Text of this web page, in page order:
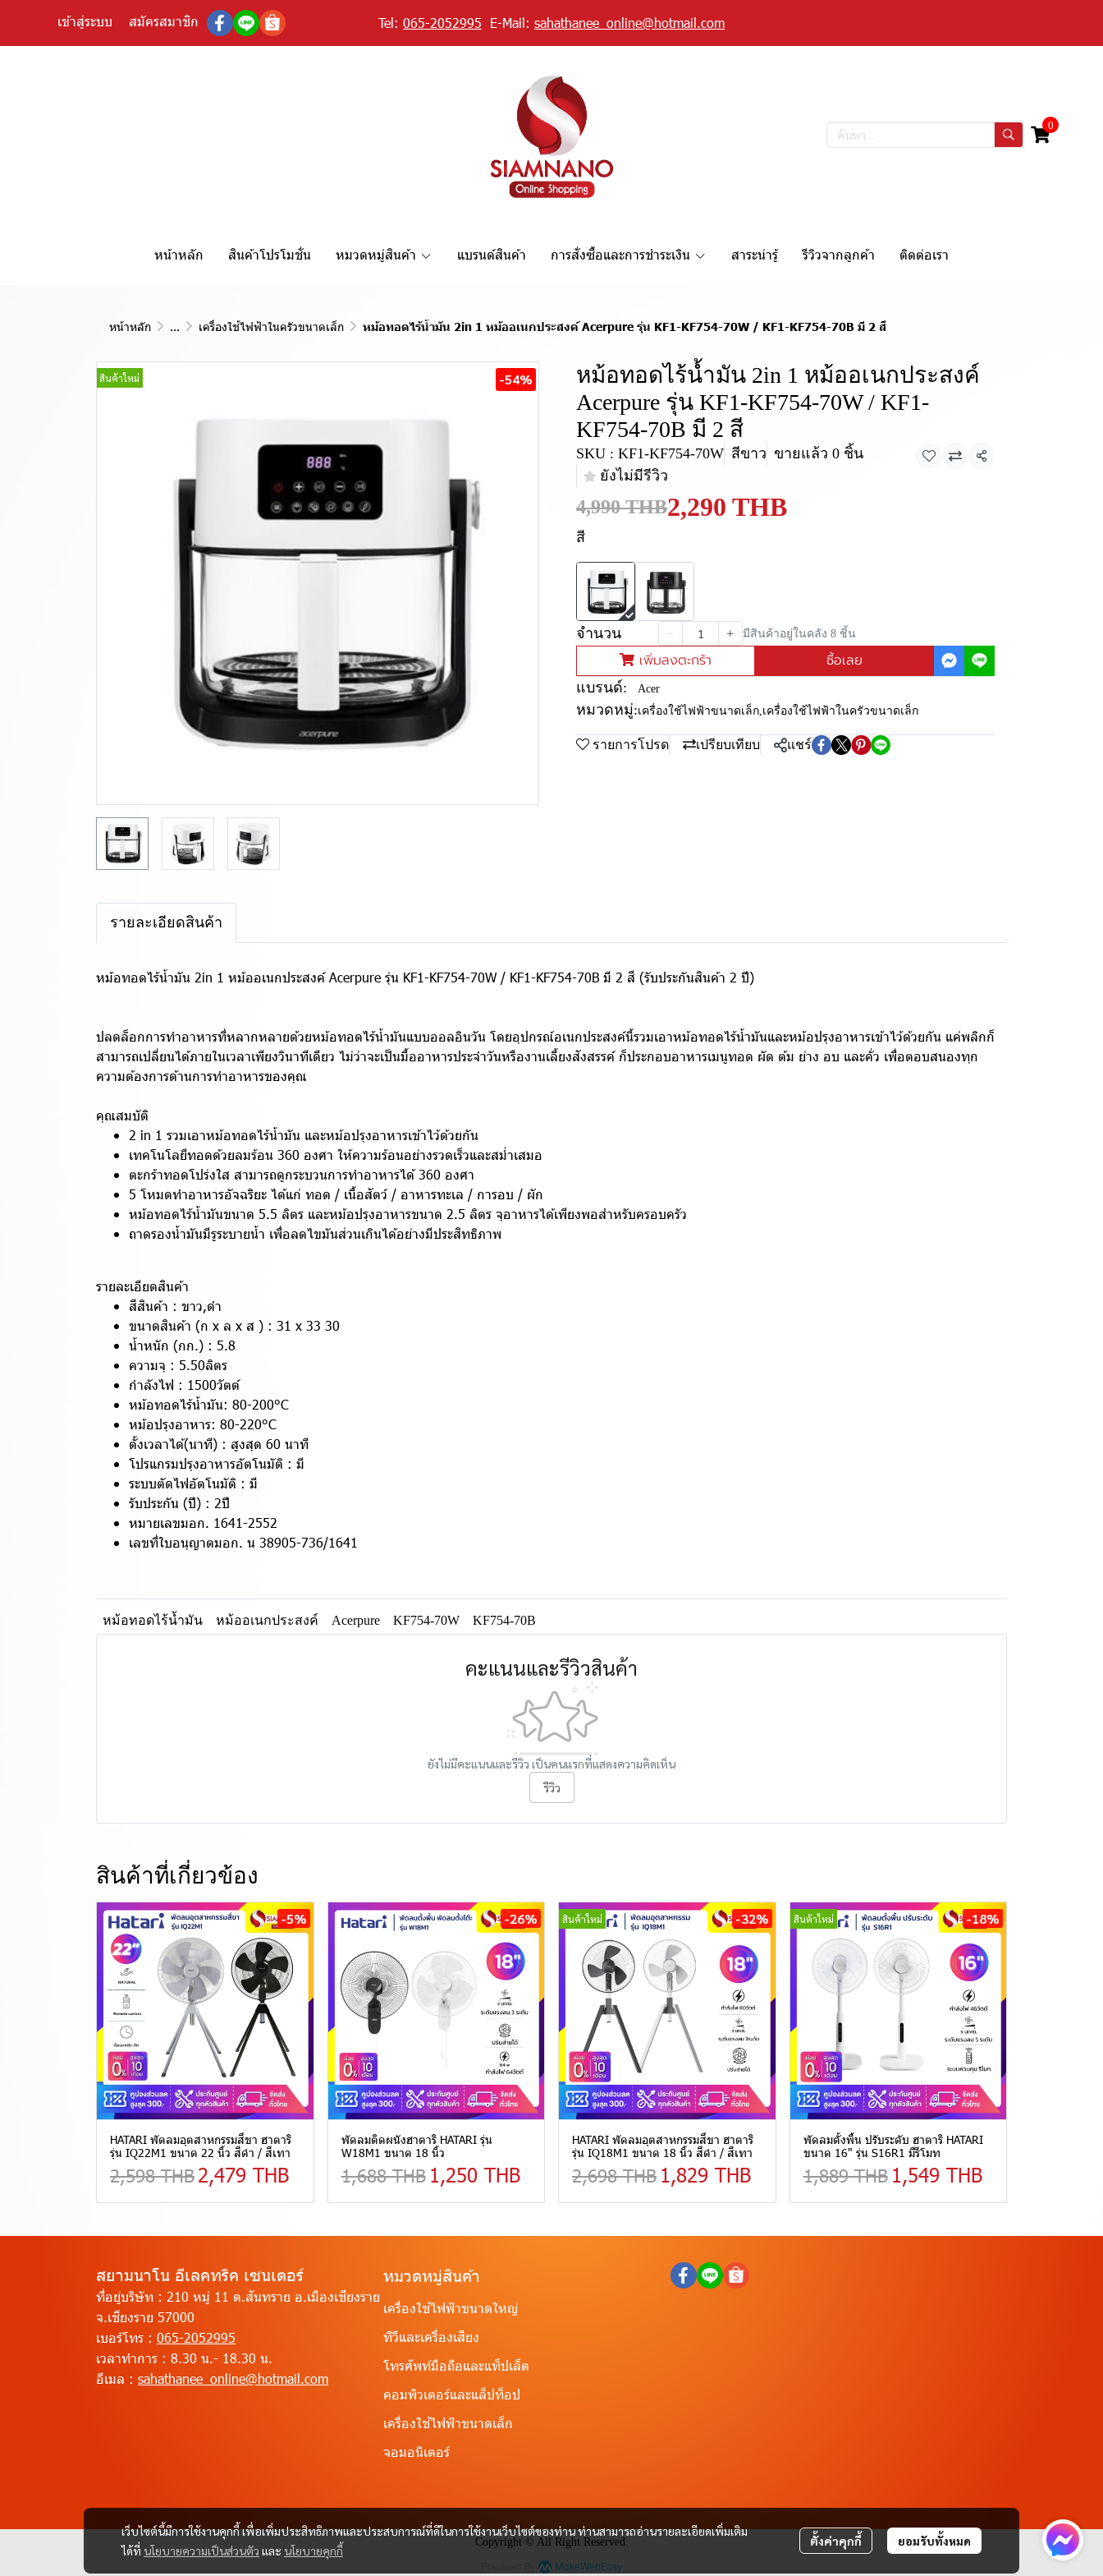
เข้าสู่ระบบ สมัครสมาชิก Tel: 065-2052995 E-Mail: sahathanee_online@hotmail.com
0
หน้าหลัก สินค้าโปรโมชั่น หมวดหมู่สินค้า แบรนด์สินค้า การสั่งซื้อและการชำระเงิน สาระน่ารู้ รีวิวจากลูกค้า ติดต่อเรา
หน้าหลัก ... เครื่องใช้ไฟฟ้าในครัวขนาดเล็ก หม้อทอดไร้น้ำมัน 2in 1 หม้ออเนกประสงค์ Acerpure รุ่น KF1-KF754-70W / KF1-KF754-70B มี 2 สี
สินค้าใหม่ -54%
หม้อทอดไร้น้ำมัน 2in 1 หม้ออเนกประสงค์
Acerpure รุ่น KF1-KF754-70W / KF1-
KF754-70B มี 2 สี
SKU : KF1-KF754-70W สีขาว ขายแล้ว 0 ชิ้น
ยังไม่มีรีวิว
แชร์
4,990 THB2,290 THB
สี
จำนวน มีสินค้าอยู่ในคลัง 8 ชิ้น
เพิ่มลงตะกร้า ซื้อเลย
แบรนด์: Acer
หมวดหมู่:เครื่องใช้ไฟฟ้าขนาดเล็ก,เครื่องใช้ไฟฟ้าในครัวขนาดเล็ก
รายการโปรด เปรียบเทียบ แชร์
รายละเอียดสินค้า
หม้อทอดไร้น้ำมัน 2in 1 หม้ออเนกประสงค์ Acerpure รุ่น KF1-KF754-70W / KF1-KF754-70B มี 2 สี (รับประกันสินค้า 2 ปี)
ปลดล็อกการทำอาหารที่หลากหลายด้วยหม้อทอดไร้น้ำมันแบบออลอินวัน โดยอุปกรณ์อเนกประสงค์นี้รวมเอาหม้อทอดไร้น้ำมันและหม้อปรุงอาหารเข้าไว้ด้วยกัน แค่พลิกก็
สามารถเปลี่ยนได้ภายในเวลาเพียงวินาทีเดียว ไม่ว่าจะเป็นมื้ออาหารประจำวันหรืองานเลี้ยงสังสรรค์ ก็ประกอบอาหารเมนูทอด ผัด ต้ม ย่าง อบ และคั่ว เพื่อตอบสนองทุก
ความต้องการด้านการทำอาหารของคุณ
คุณสมบัติ
2 in 1 รวมเอาหม้อทอดไร้น้ำมัน และหม้อปรุงอาหารเข้าไว้ด้วยกัน
เทคโนโลยีทอดด้วยลมร้อน 360 องศา ให้ความร้อนอย่างรวดเร็วและสม่ำเสมอ
ตะกร้าทอดโปร่งใส สามารถดูกระบวนการทำอาหารได้ 360 องศา
5 โหมดทำอาหารอัจฉริยะ ได้แก่ ทอด / เนื้อสัตว์ / อาหารทะเล / การอบ / ผัก
หม้อทอดไร้น้ำมันขนาด 5.5 ลิตร และหม้อปรุงอาหารขนาด 2.5 ลิตร จุอาหารได้เพียงพอสำหรับครอบครัว
ถาดรองน้ำมันมีรูระบายน้ำ เพื่อลดไขมันส่วนเกินได้อย่างมีประสิทธิภาพ
รายละเอียดสินค้า
สีสินค้า : ขาว,ดำ
ขนาดสินค้า (ก x ล x ส ) : 31 x 33 30
น้ำหนัก (กก.) : 5.8
ความจุ : 5.50ลิตร
กำลังไฟ : 1500วัตต์
หม้อทอดไร้น้ำมัน: 80-200°C
หม้อปรุงอาหาร: 80-220°C
ตั้งเวลาได้(นาที) : สูงสุด 60 นาที
โปรแกรมปรุงอาหารอัตโนมัติ : มี
ระบบตัดไฟอัตโนมัติ : มี
รับประกัน (ปี) : 2ปี
หมายเลขมอก. 1641-2552
เลขที่ใบอนุญาตมอก. น 38905-736/1641
หม้อทอดไร้น้ำมัน หม้ออเนกประสงค์ Acerpure KF754-70W KF754-70B
คะแนนและรีวิวสินค้า
ยังไม่มีคะแนนและรีวิว เป็นคนแรกที่แสดงความคิดเห็น
รีวิว
สินค้าที่เกี่ยวข้อง
-5%
HATARI พัดลมอุตสาหกรรมสี่ขา ฮาตาริ
รุ่น IQ22M1 ขนาด 22 นิ้ว สีดำ / สีเทา
2,598 THB2,479 THB
-26%
พัดลมติดผนังฮาตาริ HATARI รุ่น
W18M1 ขนาด 18 นิ้ว
1,688 THB 1,250 THB
สินค้าใหม่ -32%
HATARI พัดลมอุตสาหกรรมสี่ขา ฮาตาริ
รุ่น IQ18M1 ขนาด 18 นิ้ว สีดำ / สีเทา
2,698 THB 1,829 THB
สินค้าใหม่ -18%
พัดลมตั้งพื้น ปรับระดับ ฮาตาริ HATARI
ขนาด 16" รุ่น S16R1 มีรีโมท
1,889 THB 1,549 THB
เว็บไซต์นี้มีการใช้งานคุกกี้ เพื่อเพิ่มประสิทธิภาพและประสบการณ์ที่ดีในการใช้งานเว็บไซต์ของท่าน ท่านสามารถอ่านรายละเอียดเพิ่มเติม
ได้ที่ นโยบายความเป็นส่วนตัว และ นโยบายคุกกี้
ตั้งค่าคุกกี้ ยอมรับทั้งหมด
สยามนาโน อีเลคทริค เซนเตอร์
ที่อยู่บริษัท : 210 หมู่ 11 ต.สันทราย อ.เมืองเชียงราย
จ.เชียงราย 57000
เบอร์โทร : 065-2052995
เวลาทำการ : 8.30 น.- 18.30 น.
อีเมล : sahathanee_online@hotmail.com
หมวดหมู่สินค้า
เครื่องใช้ไฟฟ้าขนาดใหญ่
ทีวีและเครื่องเสียง
โทรศัพท์มือถือและแท็ปเล็ต
คอมพิวเตอร์และแล็ปท็อป
เครื่องใช้ไฟฟ้าขนาดเล็ก
จอมอนิเตอร์
Copyright © All Right Reserved.
MakeWebEasy